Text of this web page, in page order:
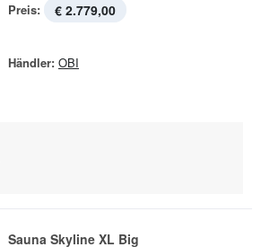
Preis: € 2.779,00
Händler: OBI
Sauna Skyline XL Big